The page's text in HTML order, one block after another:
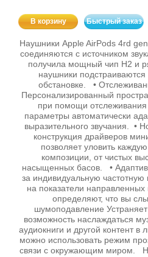
В корзину Быстрый заказ
Наушники Apple AirPods 4rd
соединяются с источником
получила мощный чип H2 и
наушники
обстановке. •
Персонализированный
при помощи
параметры автоматически
выразительного звучания. •
конструкция драйверов
позволяет уловить
композиции, от чистых
насыщенных басов. •
за индивидуальную частотную
на показатели
определяют, что вы
шумоподавление
возможность наслаждаться
аудиокниги и другой контент
можно использовать режим
связи с окружающим миром.